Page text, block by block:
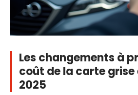
Les changements à
coût de la carte grise
2025